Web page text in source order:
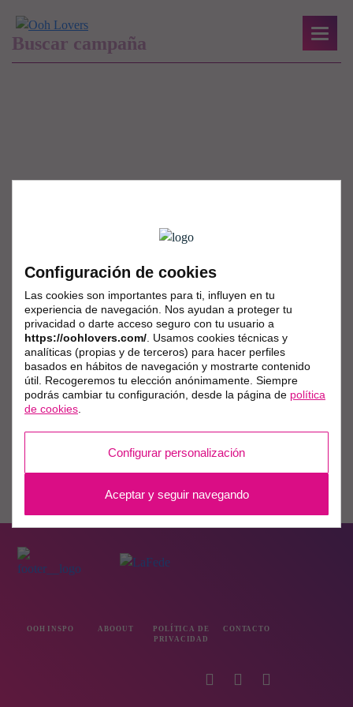
OOH INSPO ABOOUT
POLÍTICA DE
PRIVACIDAD
CONTACTO
Configuración de cookies
Las cookies son importantes para ti, influyen en tu
experiencia de navegación. Nos ayudan a proteger tu
privacidad o darte acceso seguro con tu usuario a
https://oohlovers.com/ . Usamos cookies técnicas y
analíticas (propias y de terceros) para hacer perfiles
basados en hábitos de navegación y mostrarte contenido
útil. Recogeremos tu elección anónimamente. Siempre
podrás cambiar tu configuración, desde la página de política
de cookies
Configurar personalización
Aceptar y seguir navegando